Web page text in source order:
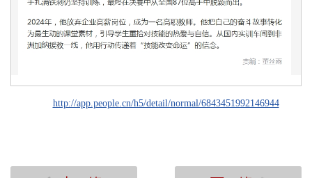
http://app.people.cn/h5/detail/normal/6843451992146944